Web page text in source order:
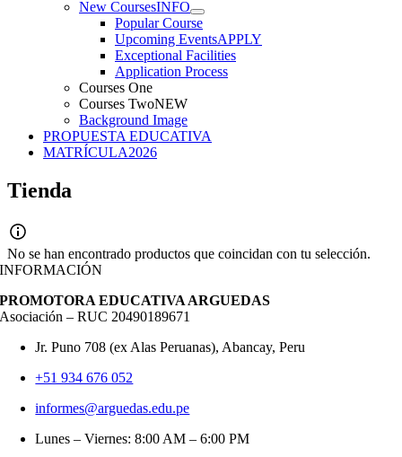
New CoursesINFO
Popular Course
Upcoming EventsAPPLY
Exceptional Facilities
Application Process
Courses One
Courses TwoNEW
Background Image
PROPUESTA EDUCATIVA
MATRÍCULA2026
Tienda
No se han encontrado productos que coincidan con tu selección.
INFORMACIÓN
PROMOTORA EDUCATIVA ARGUEDAS
Asociación – RUC 20490189671
Jr. Puno 708 (ex Alas Peruanas), Abancay, Peru
+51 934 676 052
informes@arguedas.edu.pe
Lunes – Viernes: 8:00 AM – 6:00 PM